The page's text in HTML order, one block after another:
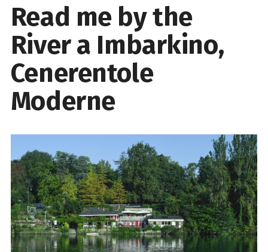
Read me by the
River a Imbarkino,
Cenerentole
Moderne